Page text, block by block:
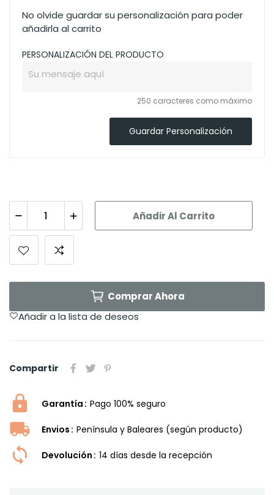
No olvide guardar su personalización para poder
añadirla al carrito
PERSONALIZACIÓN DEL PRODUCTO
250 caracteres como máximo
Guardar Personalización
Añadir Al Carrito
Comprar Ahora
Añadir a la lista de deseos
Compartir
Garantía Pago 100% seguro
Envios Península y Baleares (según producto)
Devolución 14 dí­as desde la recepción